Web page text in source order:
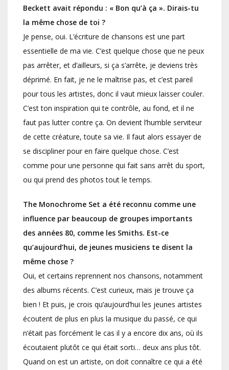
Beckett avait répondu : « Bon qu’à ça ». Dirais-tu
la même chose de toi ?
Je pense, oui. L’écriture de chansons est une part
essentielle de ma vie. C’est quelque chose que ne peux
pas arrêter, et d’ailleurs, si ça s’arrête, je deviens très
déprimé. En fait, je ne le maîtrise pas, et c’est pareil
pour tous les artistes, donc il vaut mieux laisser couler.
C’est ton inspiration qui te contrôle, au fond, et il ne
faut pas lutter contre ça. On devient l’humble serviteur
de cette créature, toute sa vie. Il faut alors essayer de
se discipliner pour en faire quelque chose. C’est
comme pour une personne qui fait sans arrêt du sport,
ou qui prend des photos tout le temps.
The Monochrome Set a été reconnu comme une
influence par beaucoup de groupes importants
des années 80, comme les Smiths. Est-ce
qu’aujourd’hui, de jeunes musiciens te disent la
même chose ?
Oui, et certains reprennent nos chansons, notamment
des albums récents. C’est curieux, mais je trouve ça
bien ! Et puis, je crois qu’aujourd’hui les jeunes artistes
écoutent de plus en plus la musique du passé, ce qui
n’était pas forcément le cas il y a encore dix ans, où ils
écoutaient plutôt ce qui était sorti… deux ans plus tôt.
Quand on est un artiste, on doit connaître ce qui a été